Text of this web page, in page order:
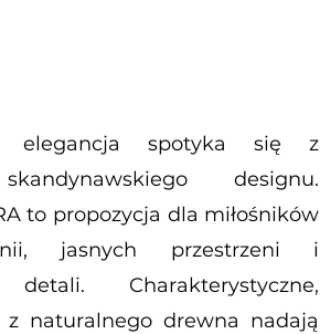
elegancja spotyka się z
designu.
to propozycja dla miłośników
jasnych przestrzeni i
Charakterystyczne,
z naturalnego drewna nadają